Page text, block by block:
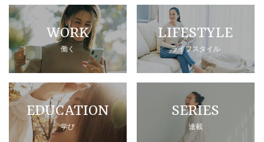
WORK
働く
LIFESTYLE
ライフスタイル
EDUCATION
学び
SERIES
連載